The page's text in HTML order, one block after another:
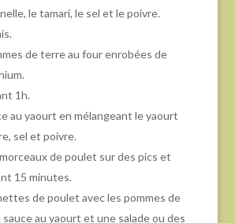
le tamari, le sel et le poivre.
de terre au four enrobées de
1h.
au yaourt en mélangeant le yaourt
sel et poivre.
de poulet sur des pics et
15 minutes.
de poulet avec les pommes de
au yaourt et une salade ou des